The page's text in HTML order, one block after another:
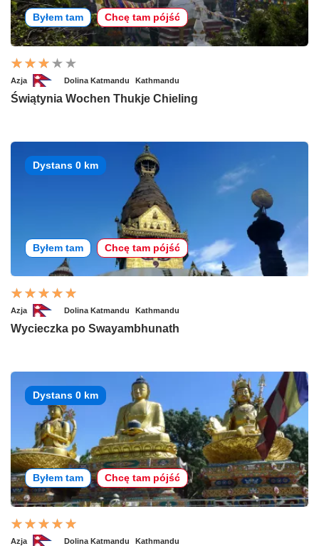
Byłem tam Chcę tam pójść
Azja Dolina Katmandu Kathmandu
Świątynia Wochen Thukje Chieling
Dystans 0 km
Byłem tam Chcę tam pójść
Azja Dolina Katmandu Kathmandu
Wycieczka po Swayambhunath
Dystans 0 km
Byłem tam Chcę tam pójść
Azja Dolina Katmandu Kathmandu